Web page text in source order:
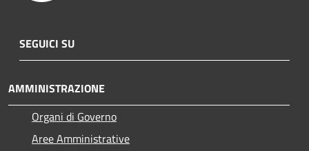
SEGUICI SU
AMMINISTRAZIONE
Organi di Governo
Aree Amministrative